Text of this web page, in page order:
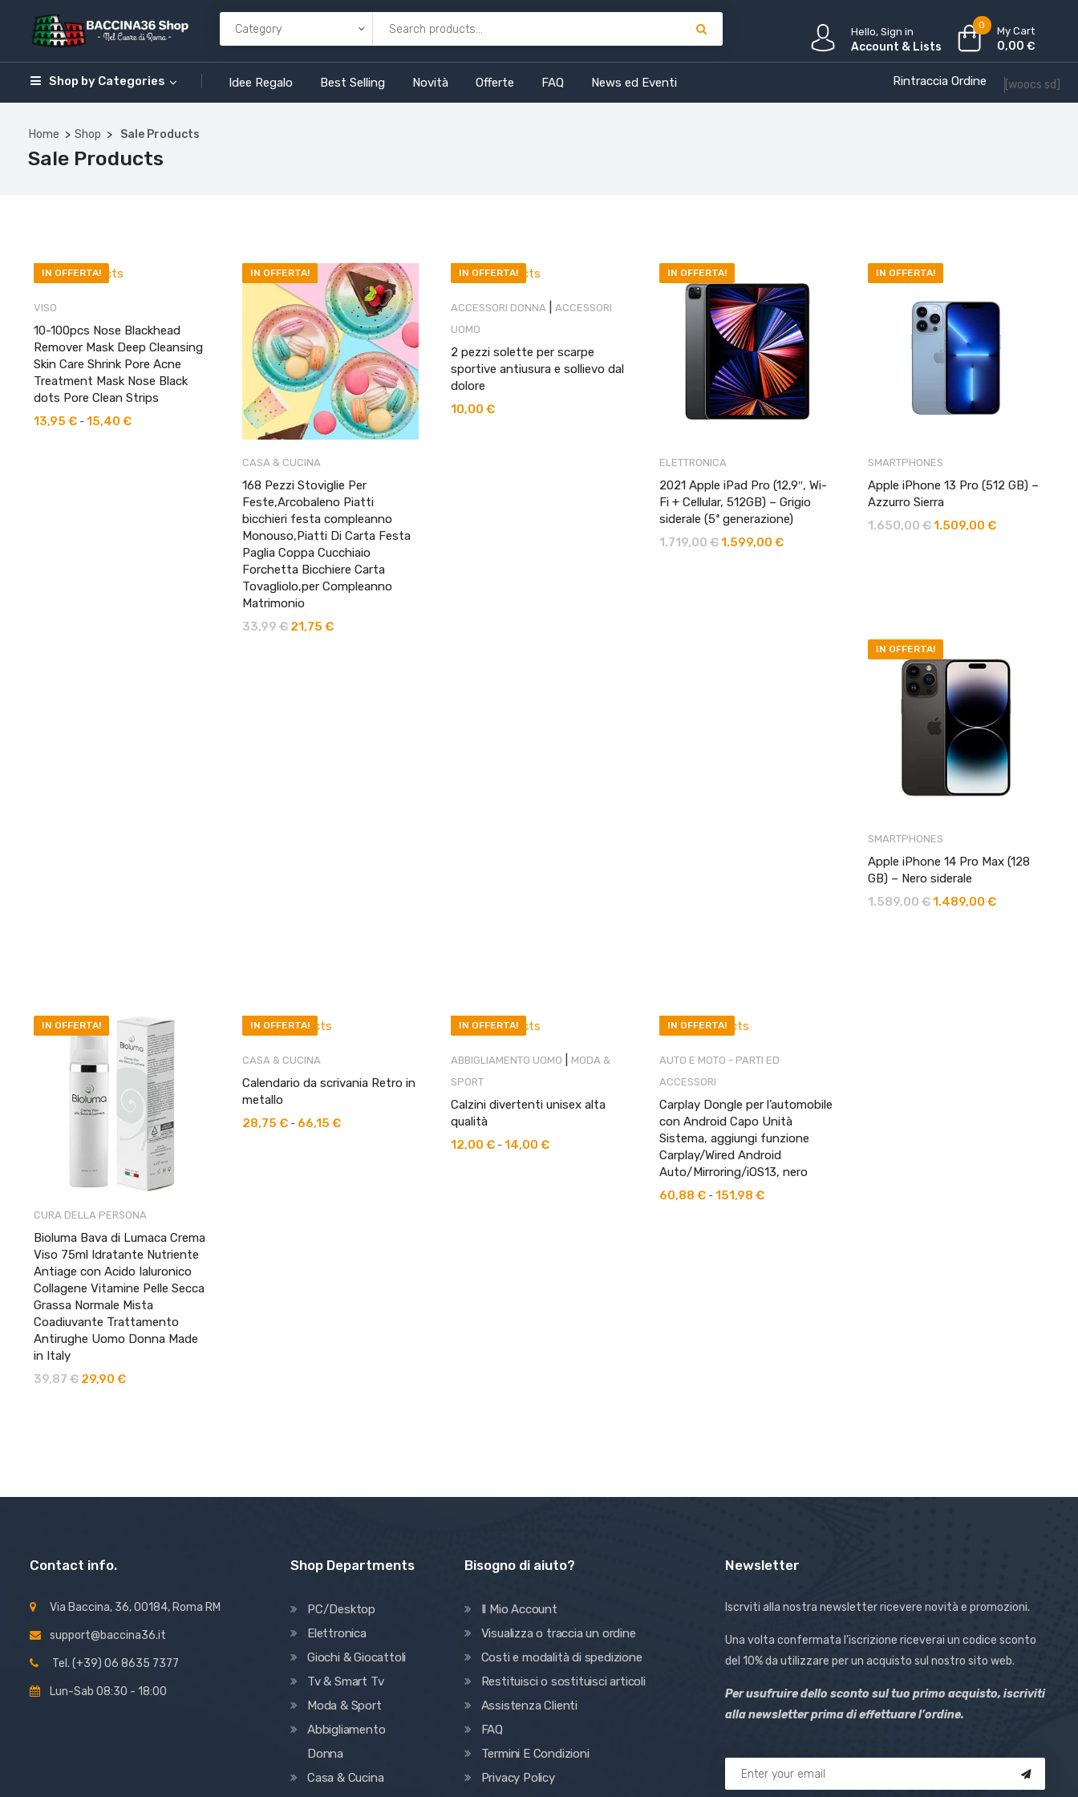
Hello, Sign in
Account & Lists
0 My Cart
0,00 €
Shop by Categories Idee Regalo Best Selling Novità Offerte FAQ News ed Eventi Rintraccia Ordine [woocs sd]
Home Shop Sale Products
Sale Products
IN OFFERTA!
VISO
10-100pcs Nose Blackhead
Remover Mask Deep Cleansing
Skin Care Shrink Pore Acne
Treatment Mask Nose Black
dots Pore Clean Strips
13,95 € - 15,40 €Fascia
IN OFFERTA!
CASA & CUCINA
168 Pezzi Stoviglie Per
Feste,Arcobaleno Piatti
bicchieri festa compleanno
Monouso,Piatti Di Carta Festa
Paglia Coppa Cucchiaio
Forchetta Bicchiere Carta
Tovagliolo,per Compleanno
Matrimonio
33,99 € Il21,75 €Il
IN OFFERTA!
ACCESSORI DONNA
ACCESSORI
UOMO
2 pezzi solette per scarpe
sportive antiusura e sollievo dal
dolore
10,00 €
IN OFFERTA!
ELETTRONICA
2021 Apple iPad Pro (12,9″, Wi-
Fi + Cellular, 512GB) – Grigio
siderale (5ª generazione)
1.719,00 € Il1.599,00 €Il
IN OFFERTA!
SMARTPHONES
Apple iPhone 13 Pro (512 GB) –
Azzurro Sierra
1.650,00 € Il1.509,00 €Il
IN OFFERTA!
SMARTPHONES
Apple iPhone 14 Pro Max (128
GB) – Nero siderale
1.589,00 € Il1.489,00 €Il
IN OFFERTA!
CURA DELLA PERSONA
Bioluma Bava di Lumaca Crema
Viso 75ml Idratante Nutriente
Antiage con Acido Ialuronico
Collagene Vitamine Pelle Secca
Grassa Normale Mista
Coadiuvante Trattamento
Antirughe Uomo Donna Made
in Italy
39,87 € Il29,90 €Il
IN OFFERTA!
CASA & CUCINA
Calendario da scrivania Retro in
metallo
28,75 € - 66,15 €Fascia
IN OFFERTA!
ABBIGLIAMENTO UOMO
MODA &
SPORT
Calzini divertenti unisex alta
qualità
12,00 € - 14,00 €Fascia
IN OFFERTA!
AUTO E MOTO - PARTI ED
ACCESSORI
Carplay Dongle per l’automobile
con Android Capo Unità
Sistema, aggiungi funzione
Carplay/Wired Android
Auto/Mirroring/iOS13, nero
60,88 € - 151,98 €Fascia
Contact info.
Via Baccina, 36, 00184, Roma RM
support@baccina36.it
Tel. (+39) 06 8635 7377
Lun-Sab 08:30 - 18:00
Shop Departments
PC/Desktop
Elettronica
Giochi & Giocattoli
Tv & Smart Tv
Moda & Sport
Abbigliamento
Donna
Casa & Cucina
Bisogno di aiuto?
Il Mio Account
Visualizza o traccia un ordine
Costi e modalità di spedizione
Restituisci o sostituisci articoli
Assistenza Clienti
FAQ
Termini E Condizioni
Privacy Policy
Newsletter
Iscrviti alla nostra newsletter ricevere novità e promozioni.
Una volta confermata l’iscrizione riceverai un codice sconto
del 10% da utilizzare per un acquisto sul nostro sito web.
Per usufruire dello sconto sul tuo primo acquisto, iscriviti
alla newsletter prima di effettuare l’ordine.